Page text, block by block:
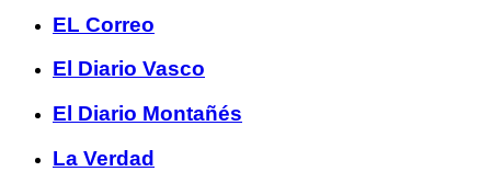
EL Correo
El Diario Vasco
El Diario Montañés
La Verdad